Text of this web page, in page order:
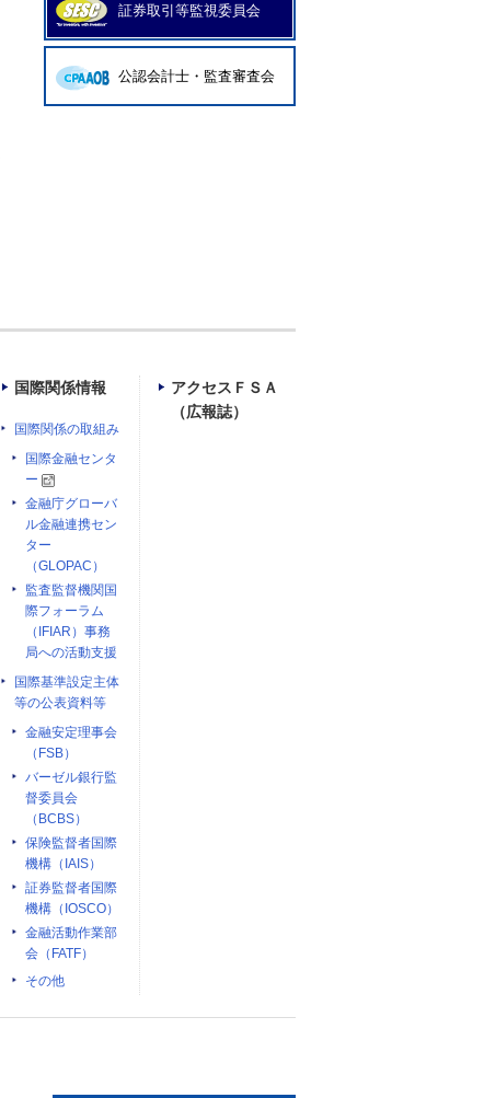
証券取引等監視委員会
公認会計士・監査審査会
国際関係情報
国際関係の取組み
国際金融センタ
ー
金融庁グローバ
ル金融連携セン
ター
（GLOPAC）
監査監督機関国
際フォーラム
（IFIAR）事務
局への活動支援
国際基準設定主体
等の公表資料等
金融安定理事会
（FSB）
バーゼル銀行監
督委員会
（BCBS）
保険監督者国際
機構（IAIS）
証券監督者国際
機構（IOSCO）
金融活動作業部
会（FATF）
その他
アクセスＦＳＡ
（広報誌）